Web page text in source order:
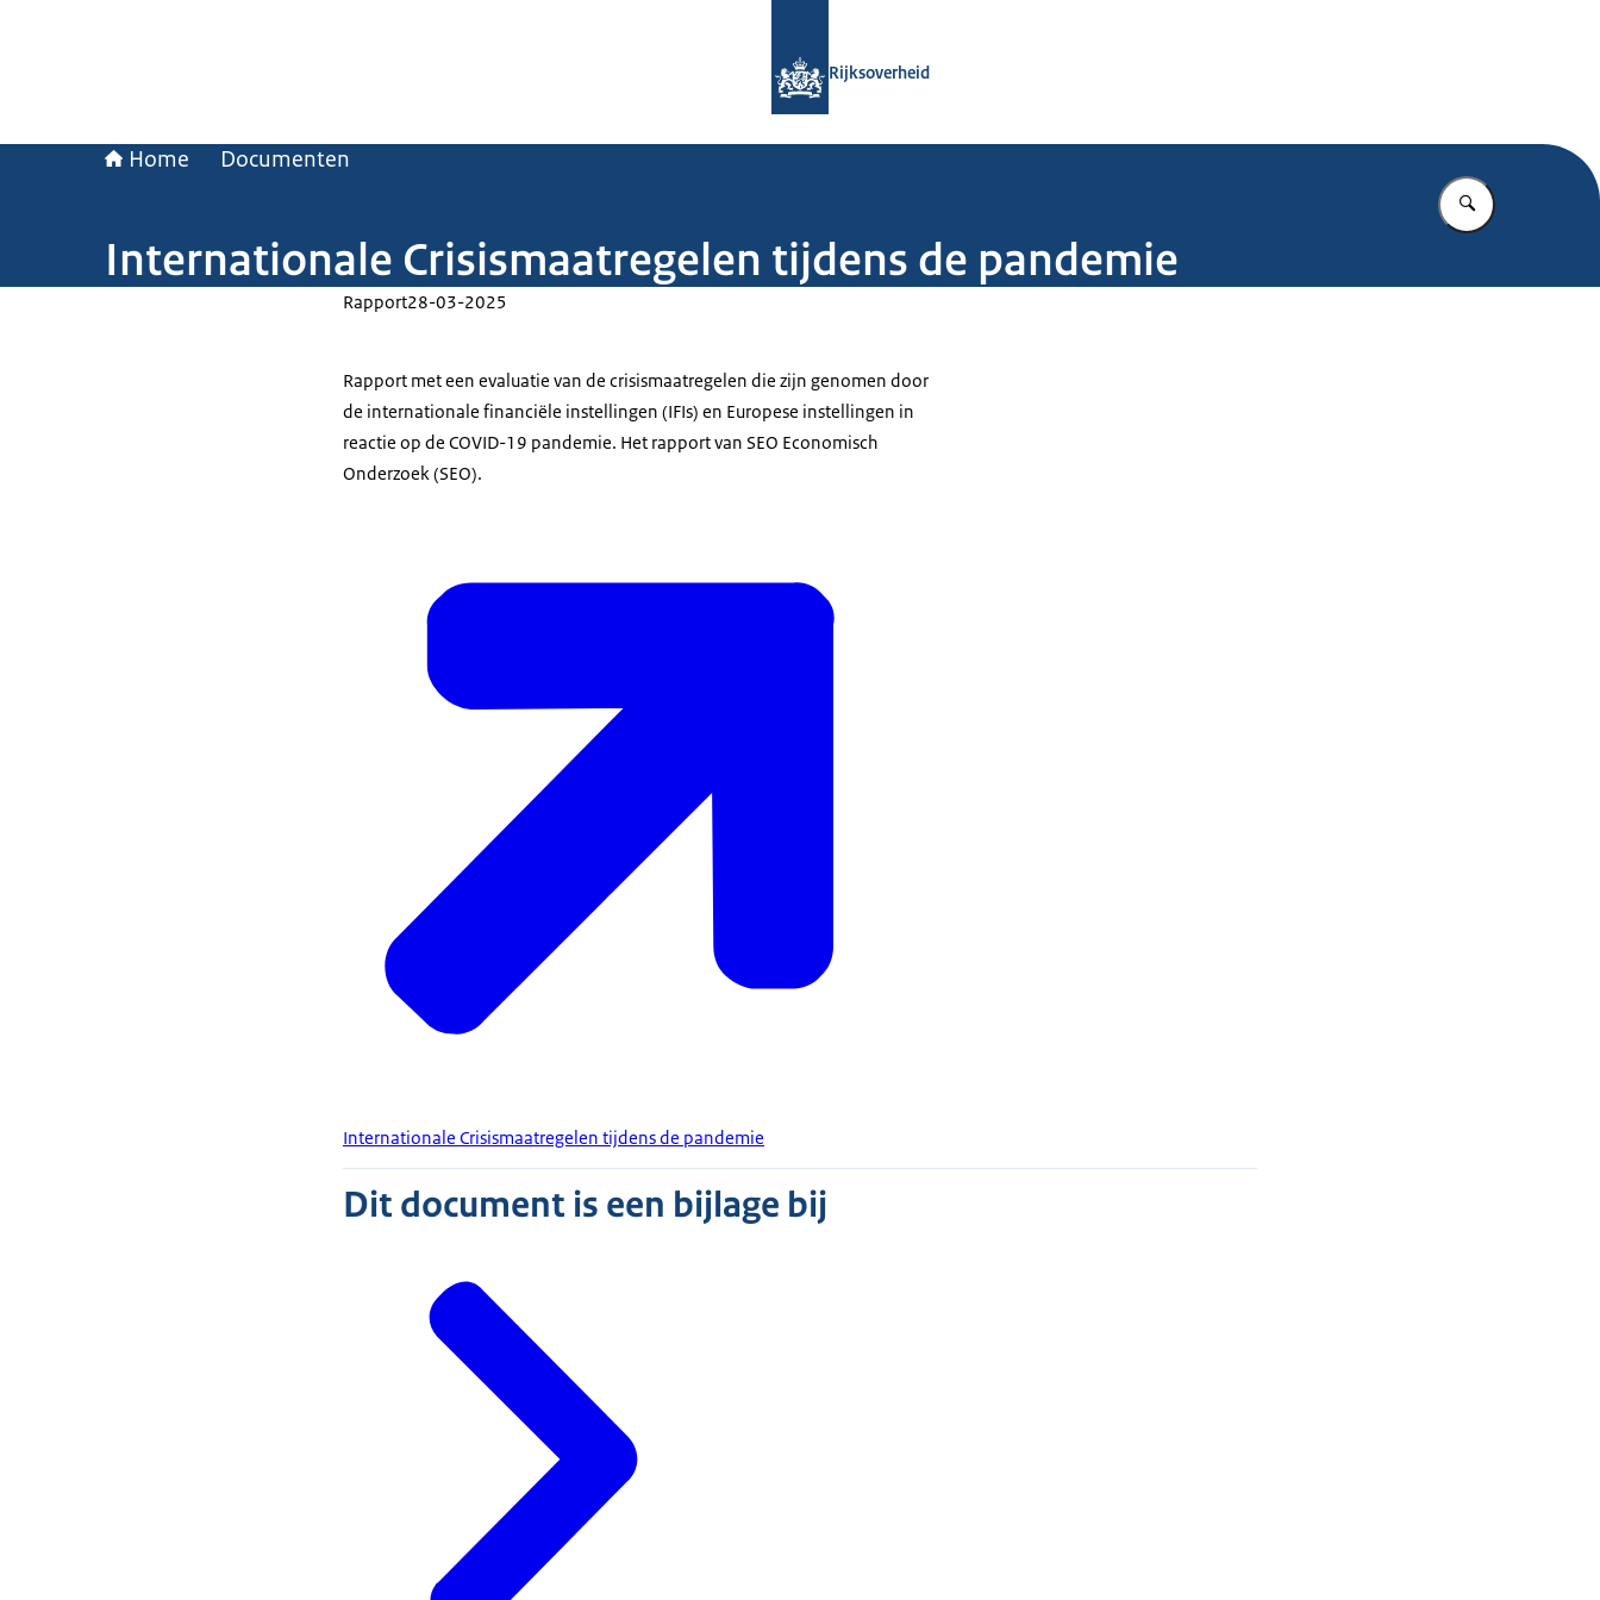
Rijksoverheid
Home Documenten
Vul in wat u
Internationale Crisismaatregelen tijdens de pandemie
Rapport28-03-2025
Rapport met een evaluatie van de crisismaatregelen die zijn genomen door
de internationale financiële instellingen (IFIs) en Europese instellingen in
reactie op de COVID-19 pandemie. Het rapport van SEO Economisch
Onderzoek (SEO).
Internationale Crisismaatregelen tijdens de pandemie
Dit document is een bijlage bij